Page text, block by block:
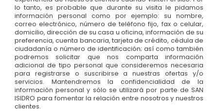
lo tanto, es probable que durante su visita le pidamos
información personal como por ejemplo: su nombre,
correo electrónico, número de teléfono fijo, fax o celular,
domicilio, dirección de su casa u oficina, información de su
preferencia, cuenta bancaria, tarjeta de crédito, cédula de
ciudadanía o número de identificación; así como también
podremos solicitar que nos comparta información
adicional de tipo personal que consideremos necesaria
para registrarse o suscribirse a nuestras ofertas y/o
servicios. Mantendremos la confidencialidad de la
información personal y sólo se utilizará por parte de SAN
ISIDRO para fomentar la relación entre nosotros y nuestros
clientes.